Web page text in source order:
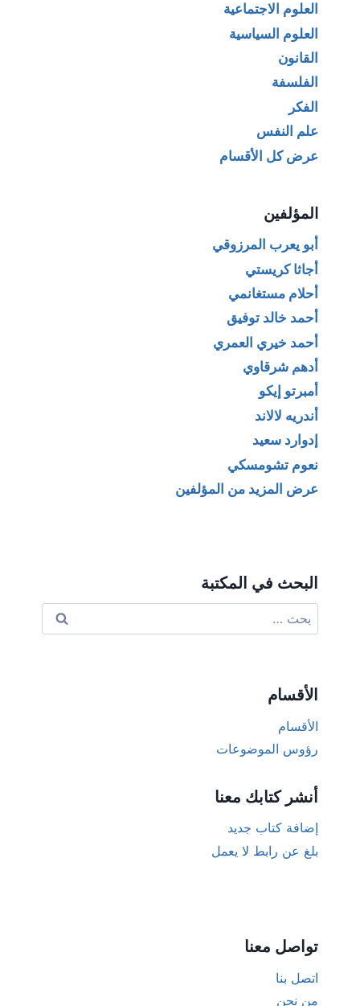
العلوم الاجتماعية
العلوم السياسية
القانون
الفلسفة
الفكر
علم النفس
عرض كل الأقسام
المؤلفين
أبو يعرب المرزوقي
أجاثا كريستي
أحلام مستغانمي
أحمد خالد توفيق
أحمد خيري العمري
أدهم شرقاوي
أمبرتو إيكو
أندريه لالاند
إدوارد سعيد
نعوم تشومسكي
عرض المزيد من المؤلفين
البحث في المكتبة
عن:
الأقسام
الأقسام
رؤوس الموضوعات
أنشر كتابك معنا
إضافة كتاب جديد
بلغ عن رابط لا يعمل
تواصل معنا
اتصل بنا
من نحن